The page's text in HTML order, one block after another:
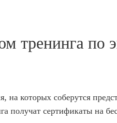
тренинга по
на которых соберутся
получат сертификаты на